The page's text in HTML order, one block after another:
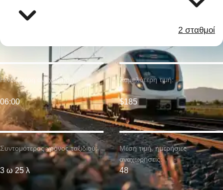
2 σταθμοί
Συντομότερος χρόνος ταξιδιού:
3 ω 25 λ
Η νωρίτερη αναχώρηση:
06:00
Χαμηλότερη τιμή:
$185
Μέση τιμή. ημερήσιες
αναχωρήσεις:
48